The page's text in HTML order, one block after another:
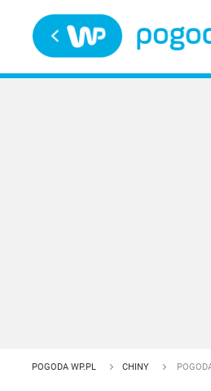
POGODA WP.PL CHINY